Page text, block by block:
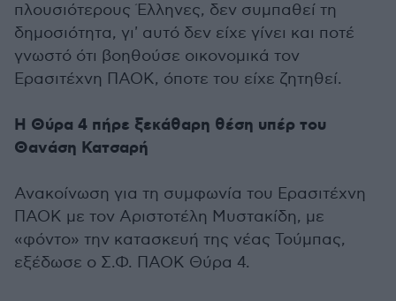
πλουσιότερους Έλληνες, δεν συμπαθεί τη
δημοσιότητα, γι' αυτό δεν είχε γίνει και ποτέ
γνωστό ότι βοηθούσε οικονομικά τον
Ερασιτέχνη ΠΑΟΚ, όποτε του είχε ζητηθεί.
Η Θύρα 4 πήρε ξεκάθαρη θέση υπέρ του
Θανάση Κατσαρή
Ανακοίνωση για τη συμφωνία του Ερασιτέχνη
ΠΑΟΚ με τον Αριστοτέλη Μυστακίδη, με
«φόντο» την κατασκευή της νέας Τούμπας,
εξέδωσε ο Σ.Φ. ΠΑΟΚ Θύρα 4.